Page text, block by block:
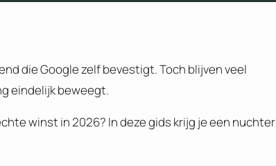
die Google zelf bevestigt. Toch blijven veel
eindelijk beweegt.
winst in 2026? In deze gids krijg je een nuchter